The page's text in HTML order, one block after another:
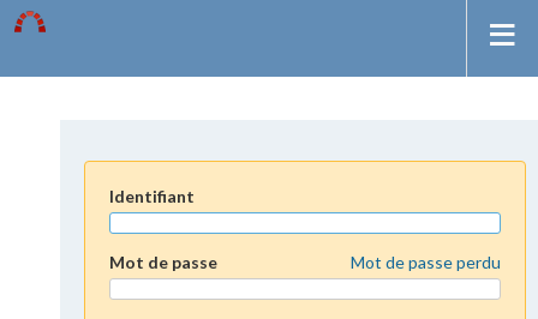
Identifiant
Mot de passe Mot de passe perdu